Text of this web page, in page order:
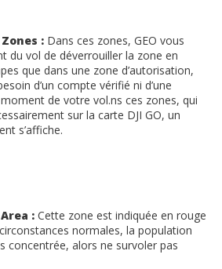
: Dans ces zones, GEO vous
du vol de déverrouiller la zone en
que dans une zone d’autorisation,
d’un compte vérifié ni d’une
de votre vol.ns ces zones, qui
sur la carte DJI GO, un
s’affiche.
: Cette zone est indiquée en rouge
normales, la population
concentrée, alors ne survoler pas